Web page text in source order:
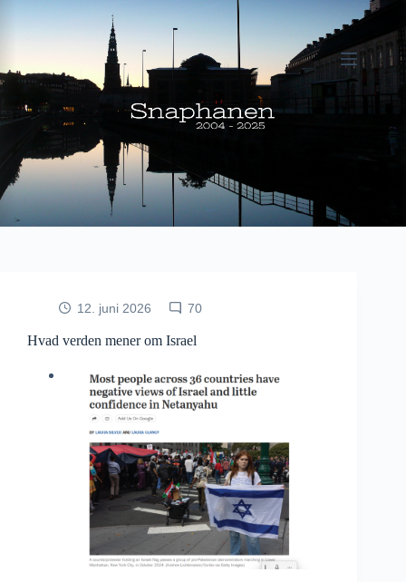
12. juni 2026 70
Hvad verden mener om Israel